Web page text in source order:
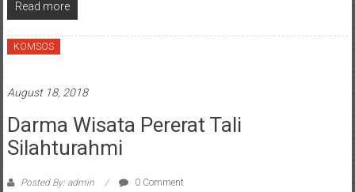
Read more
KOMSOS
August 18, 2018
Darma Wisata Pererat Tali
Silahturahmi
Posted By: admin 0 Comment